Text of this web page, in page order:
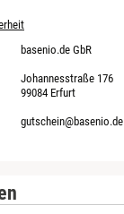
basenio.de GbR
Johannesstraße 176
99084 Erfurt
gutschein@basenio.de